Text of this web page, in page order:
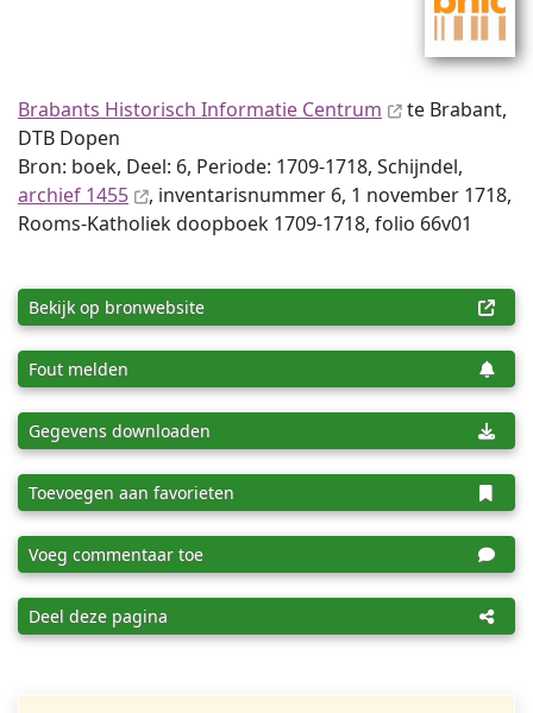
Brabants Historisch Informatie Centrum
te Brabant,
DTB Dopen
Bron: boek, Deel: 6, Periode: 1709-1718, Schijndel,
archief 1455
, inventaris­num­mer 6, 1 november 1718,
Rooms-Katholiek doopboek 1709-1718, folio 66v01
Bekijk op bronwebsite
Fout melden
Gegevens downloaden
Toevoegen aan favorieten
Voeg commentaar toe
Deel deze pagina